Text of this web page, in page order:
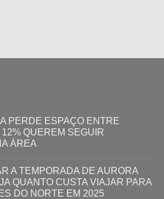
PERDE ESPAÇO ENTRE
QUEREM SEGUIR
ÁREA
A TEMPORADA DE AURORA
QUANTO CUSTA VIAJAR PARA
DO NORTE EM 2025